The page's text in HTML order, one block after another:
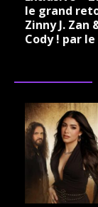
le grand
Zinny J. Zan
Cody ! par le